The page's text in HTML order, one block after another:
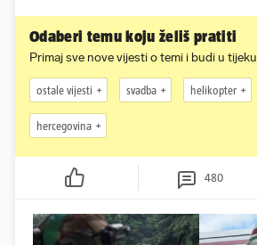
Odaberi temu koju želiš pratiti
Primaj sve nove vijesti o temi i budi u tijeku
ostale vijesti svadba helikopter
hercegovina
480